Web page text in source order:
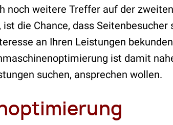
noch weitere Treffer auf der
die Chance, dass Seitenbesucher
an Ihren Leistungen
ist damit
suchen, ansprechen wollen.